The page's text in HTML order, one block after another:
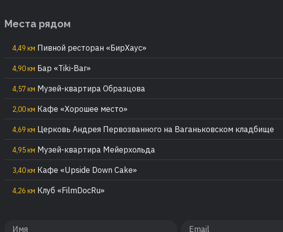
Места рядом
4,49 км Пивной ресторан «БирХаус»
4,90 км Бар «Tiki-Bar»
4,57 км Музей-квартира Образцова
2,00 км Кафе «Хорошее место»
4,69 км Церковь Андрея Первозванного на Ваганьковском кладбище
4,95 км Музей-квартира Мейерхольда
3,40 км Кафе «Upside Down Cake»
4,26 км Клуб «FilmDocRu»